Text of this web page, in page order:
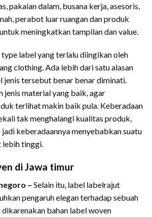
pakaian dalam, busana kerja, asesoris,
perabot luar ruangan dan produk
meningkatkan tampilan dan value.
type label yang terlalu diingikan oleh
clothing. Ada lebih dari satu alasan
jenis tersebut benar benar diminati.
jenis material yang baik, agar
terlihat makin baik pula. Keberadaan
tak menghalangi kualitas produk,
keberadaannya menyebabkan suatu
tinggi.
di Jawa timur
– Selain itu, label labelrajut
pengaruh elegan terhadap sebuah
bahan label woven